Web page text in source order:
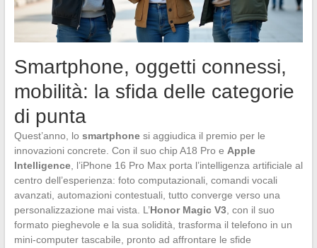
Smartphone, oggetti connessi,
mobilità: la sfida delle categorie
di punta
Quest’anno, lo smartphonesi aggiudica il premio per le
innovazioni concrete. Con il suo chip A18 Pro e Apple
Intelligence, l’iPhone 16 Pro Max porta l’intelligenza artificiale al
centro dell’esperienza: foto computazionali, comandi vocali
avanzati, automazioni contestuali, tutto converge verso una
personalizzazione mai vista. L’Honor Magic V3, con il suo
formato pieghevole e la sua solidità, trasforma il telefono in un
mini-computer tascabile, pronto ad affrontare le sfide